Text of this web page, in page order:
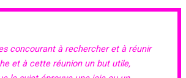
concourant à rechercher et à réunir
et à cette réunion un but utile,